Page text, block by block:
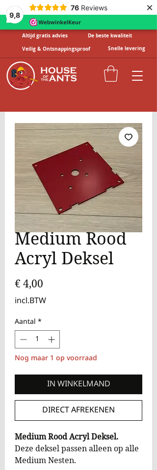
9,8
76 Reviews ×
Altijd gratis advies
De beste kwaliteit
Veilig & Ontsnappingsproof
Snelle levering
Medium Rood
Acryl Deksel
€ 4,00
incl.BTW
Aantal*
Nog maar 1 op voorraad
IN WINKELMAND
DIRECT AFREKENEN
Medium Rood Acryl Deksel.
Deze deksel passen alleen op alle
Medium Nesten.